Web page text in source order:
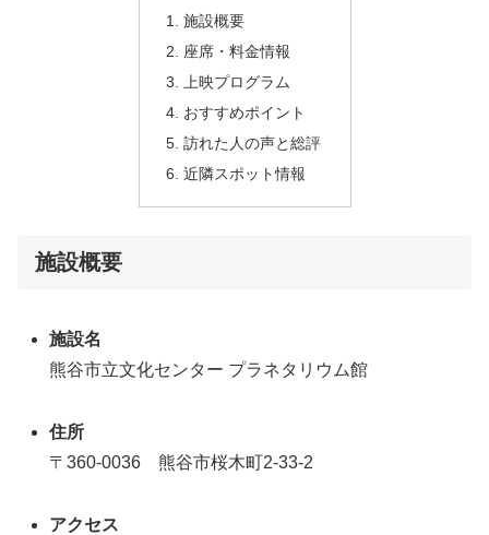
施設概要
座席・料金情報
上映プログラム
おすすめポイント
訪れた人の声と総評
近隣スポット情報
施設概要
施設名
熊谷市立文化センター プラネタリウム館
住所
〒360-0036 熊谷市桜木町2-33-2
アクセス